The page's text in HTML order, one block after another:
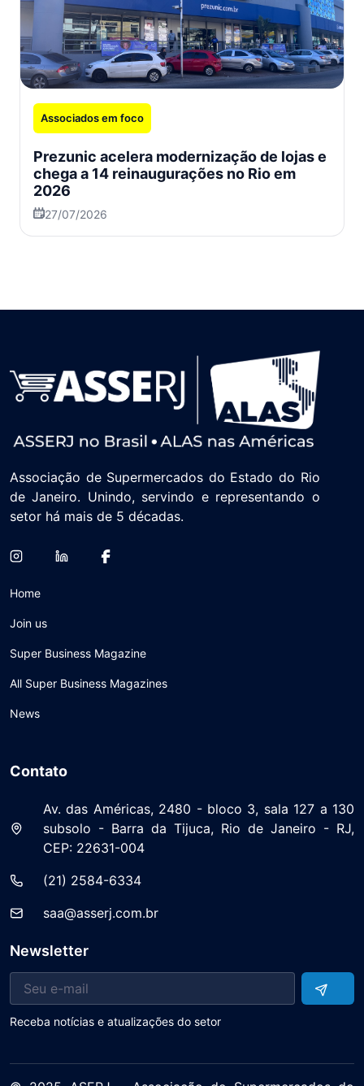
Associados em foco
Prezunic acelera modernização de lojas e
chega a 14 reinaugurações no Rio em
2026
27/07/2026
Associação de Supermercados do Estado do Rio
de Janeiro. Unindo, servindo e representando o
setor há mais de 5 décadas.
Home
Join us
Super Business Magazine
All Super Business Magazines
News
Contato
Av. das Américas, 2480 - bloco 3, sala 127 a 130
subsolo - Barra da Tijuca, Rio de Janeiro - RJ,
CEP: 22631-004
(21) 2584-6334
saa@asserj.com.br
Newsletter
Receba notícias e atualizações do setor